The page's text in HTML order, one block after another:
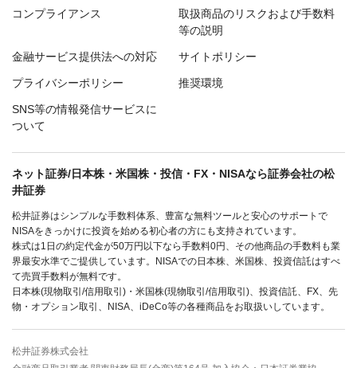
コンプライアンス
取扱商品のリスクおよび手数料
等の説明
金融サービス提供法への対応 サイトポリシー
プライバシーポリシー 推奨環境
SNS等の情報発信サービスに
ついて
ネット証券/日本株・米国株・投信・FX・NISAなら証券会社の松
井証券
松井証券はシンプルな手数料体系、豊富な無料ツールと安心のサポートで
NISAをきっかけに投資を始める初心者の方にも支持されています。
株式は1日の約定代金が50万円以下なら手数料0円、その他商品の手数料も業
界最安水準でご提供しています。NISAでの日本株、米国株、投資信託はすべ
て売買手数料が無料です。
日本株(現物取引/信用取引)・米国株(現物取引/信用取引)、投資信託、FX、先
物・オプション取引、NISA、iDeCo等の各種商品をお取扱いしています。
松井証券株式会社